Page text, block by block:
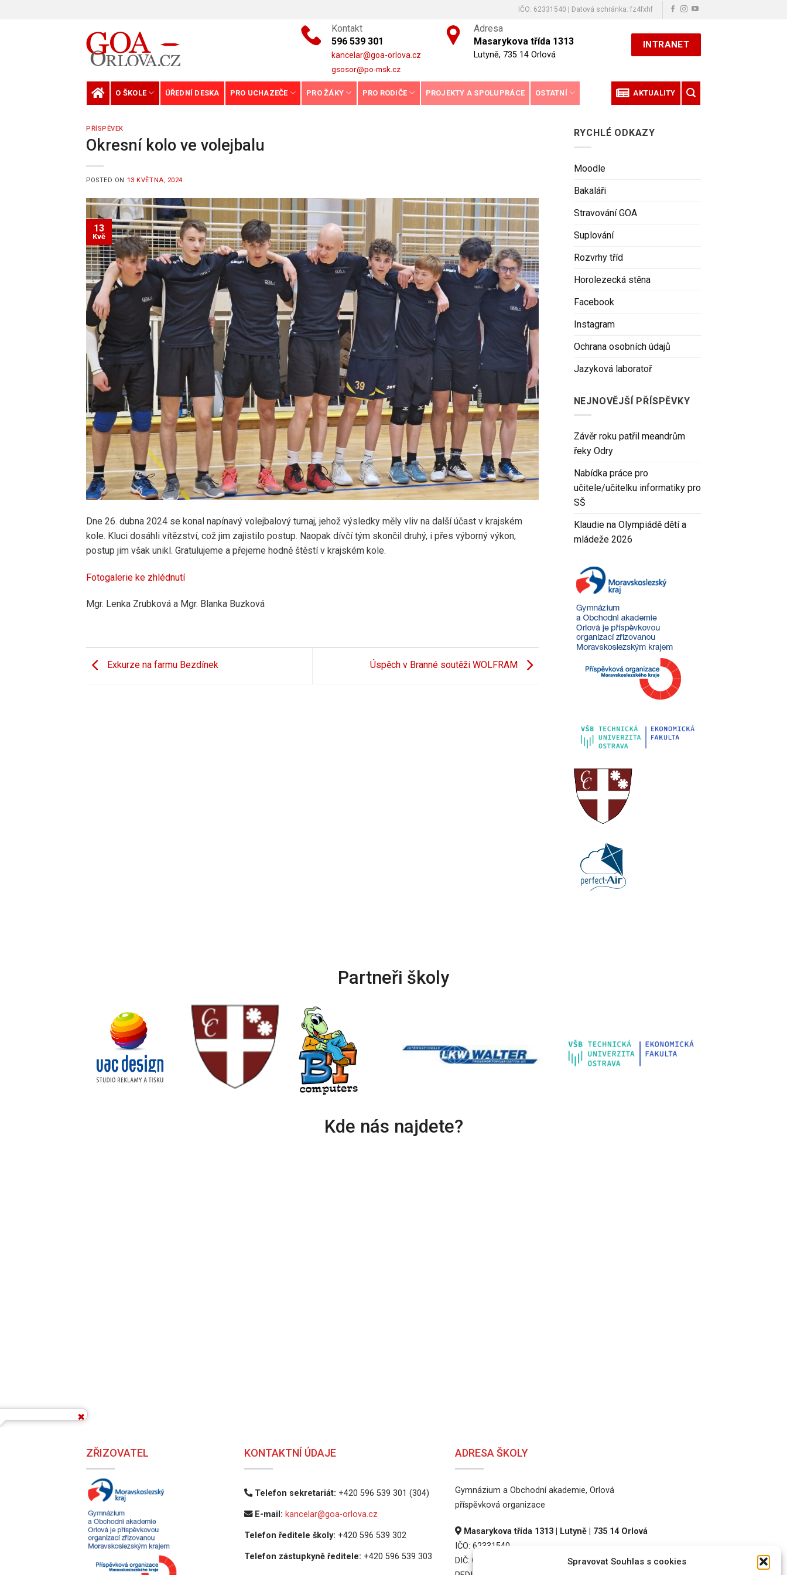
Spravovat Souhlas s cookies
IČO: 62331540 | Datová schránka: fz4fxhf
Kontakt
596 539 301
kancelar@goa-orlova.cz
gsosor@po-msk.cz
Adresa
Masarykova třída 1313
Lutyně, 735 14 Orlová
INTRANET
O ŠKOLE ÚŘEDNÍ DESKA PRO UCHAZEČE PRO ŽÁKY PRO RODIČE PROJEKTY A SPOLUPRÁCE OSTATNÍ AKTUALITY
PŘÍSPĚVEK
Okresní kolo ve volejbalu
POSTED ON 13 KVĚTNA, 2024
13
Kvě
Dne 26. dubna 2024 se konal napínavý volejbalový turnaj, jehož výsledky měly vliv na další účast v krajském
kole. Kluci dosáhli vítězství, což jim zajistilo postup. Naopak dívčí tým skončil druhý, i přes výborný výkon,
postup jim však unikl. Gratulujeme a přejeme hodně štěstí v krajském kole.
Fotogalerie ke zhlédnutí
Mgr. Lenka Zrubková a Mgr. Blanka Buzková
Exkurze na farmu Bezdínek Úspěch v Branné soutěži WOLFRAM
RYCHLÉ ODKAZY
Moodle
Bakaláři
Stravování GOA
Suplování
Rozvrhy tříd
Horolezecká stěna
Facebook
Instagram
Ochrana osobních údajů
Jazyková laboratoř
NEJNOVĚJŠÍ PŘÍSPĚVKY
Závěr roku patřil meandrům
řeky Odry
Nabídka práce pro
učitele/učitelku informatiky pro
SŠ
Klaudie na Olympiádě dětí a
mládeže 2026
Partneři školy
Kde nás najdete?
ZŘIZOVATEL KONTAKTNÍ ÚDAJE
Telefon sekretariát: +420 596 539 301 (304)
E-mail: kancelar@goa-orlova.cz
Telefon ředitele školy: +420 596 539 302
Telefon zástupkyně ředitele: +420 596 539 303
ADRESA ŠKOLY
Gymnázium a Obchodní akademie, Orlová
příspěvková organizace
Masarykova třída 1313 | Lutyně | 735 14 Orlová
IČO: 62331540
DIČ: CZ62331540